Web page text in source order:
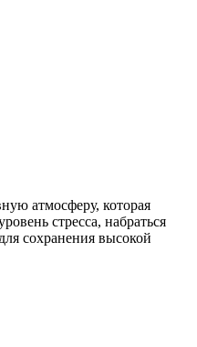
атмосферу, которая
стресса, набраться
сохранения высокой